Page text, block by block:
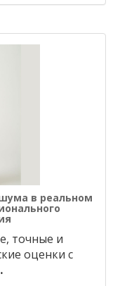
в реальном
точные и
оценки с